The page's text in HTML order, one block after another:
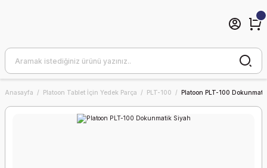
Anasayfa Platoon Tablet İçin Yedek Parça PLT-100 Platoon PLT-100